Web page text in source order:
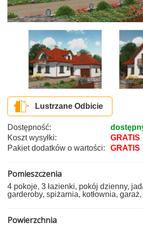
Lustrzane Odbicie
Dostępność:
Koszt wysyłki:
GRATIS
Pakiet dodatków o wartości:
GRATIS
Pomieszczenia
4 pokoje, 3 łazienki, pokój dzienny,
garderoby, spiżarnia, kotłownia, garaż,
Powierzchnia